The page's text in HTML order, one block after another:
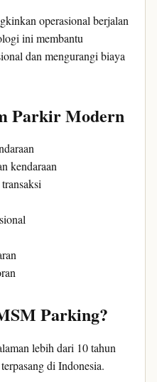
operasional berjalan
ini membantu
dan mengurangi biaya
Parkir Modern
kendaraan
Parking?
lebih dari 10 tahun
di Indonesia.